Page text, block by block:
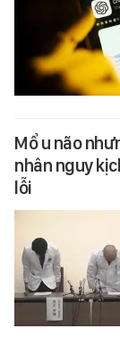
Mổ u não
nhân nguy
lỗi